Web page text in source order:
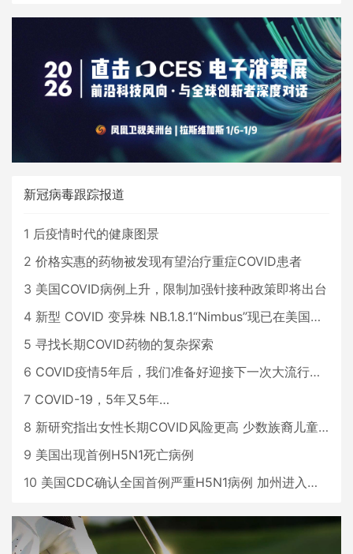
新冠病毒跟踪报道
1 后疫情时代的健康图景
2 价格实惠的药物被发现有望治疗重症COVID患者
3 美国COVID病例上升，限制加强针接种政策即将出台
4 新型 COVID 变异株 NB.1.8.1“Nimbus”现已在美国占据主导地位
5 寻找长期COVID药物的复杂探索
6 COVID疫情5年后，我们准备好迎接下一次大流行了吗？
7 COVID-19，5年又5年…
8 新研究指出女性长期COVID风险更高 少数族裔儿童存在差异
9 美国出现首例H5N1死亡病例
10 美国CDC确认全国首例严重H5N1病例 加州进入紧急状态